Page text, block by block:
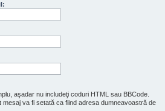
aşadar nu includeţi coduri HTML sau BBCode.
va fi setată ca fiind adresa dumneavoastră de